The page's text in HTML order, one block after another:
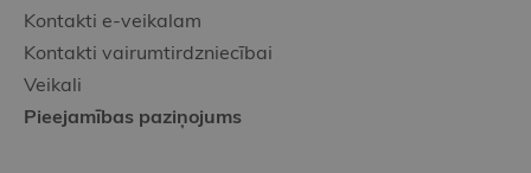
Kontakti e-veikalam
Kontakti vairumtirdzniecībai
Veikali
Pieejamības paziņojums